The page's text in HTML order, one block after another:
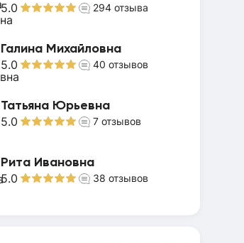
5.0 294 отзыва
Галина Михайловна
5.0 40 отзывов
Татьяна Юрьевна
5.0 7 отзывов
Рита Ивановна
5.0 38 отзывов